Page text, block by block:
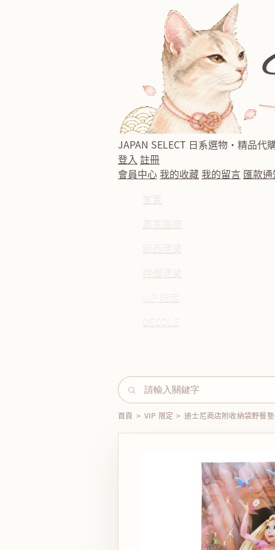
JAPAN SELECT 日系選物・精品代
登入 註冊
會員中心我的收藏我的留言 匯款
首頁
東京連線
新品現貨
特價現貨
VIP 限定
首頁 > VIP 限定 > 迪士尼商店附收納袋野餐